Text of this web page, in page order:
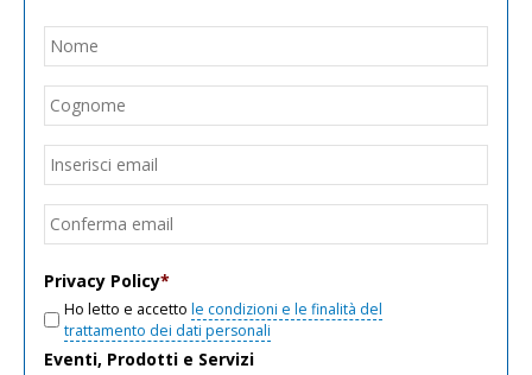
Nome
Email
Privacy Policy*
Ho letto e accetto le condizioni e le finalità del
trattamento dei dati personali
Eventi, Prodotti e Servizi